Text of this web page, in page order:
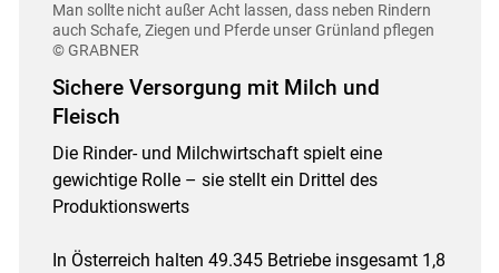
Man sollte nicht außer Acht lassen, dass neben Rindern
auch Schafe, Ziegen und Pferde unser Grünland pflegen
© GRABNER
Sichere Versorgung mit Milch und
Fleisch
Die Rinder- und Milchwirtschaft spielt eine
gewichtige Rolle – sie stellt ein Drittel des
Produktionswerts
In Österreich halten 49.345 Betriebe insgesamt 1,8